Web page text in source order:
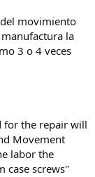
movimiento
la
3 o 4 veces
for the repair will
Movement
labor the
case screws"